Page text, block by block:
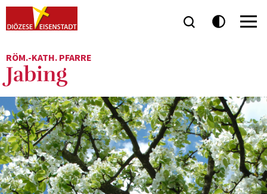
RÖM.-KATH. PFARRE
Jabing